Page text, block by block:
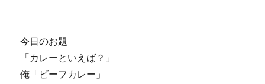
今日のお題
「カレーといえば？」
俺「ビーフカレー」